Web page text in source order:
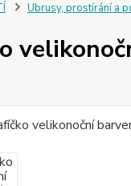
Ubrusy, prostírání a